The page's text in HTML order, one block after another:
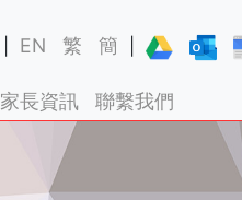
EN 繁 簡
家長資訊 聯繫我們